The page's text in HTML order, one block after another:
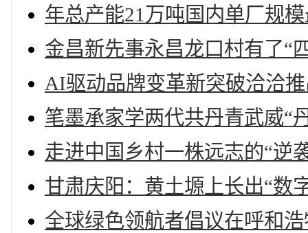
年总产能21万吨国内单厂规
金昌新先事永昌龙口村有了“
AI驱动品牌变革新突破洽洽
笔墨承家学两代共丹青武威“
走进中国乡村一株远志的“逆
甘肃庆阳：黄土塬上长出“数
全球绿色领航者倡议在呼和